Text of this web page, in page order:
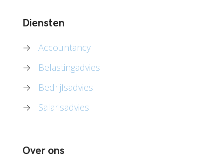
Diensten
→
Accountancy
→
Belastingadvies
→
Bedrijfsadvies
→
Salarisadvies
Over ons